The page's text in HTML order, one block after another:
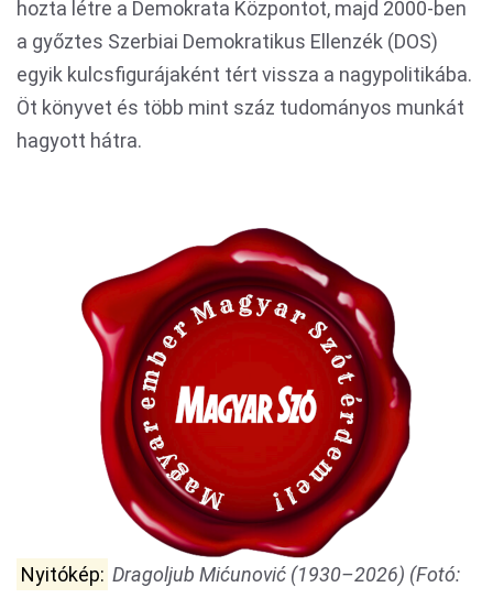
hozta létre a Demokrata Központot, majd 2000-ben
a győztes Szerbiai Demokratikus Ellenzék (DOS)
egyik kulcsfigurájaként tért vissza a nagypolitikába.
Öt könyvet és több mint száz tudományos munkát
hagyott hátra.
Nyitókép: Dragoljub Mićunović (1930–2026) (Fotó: